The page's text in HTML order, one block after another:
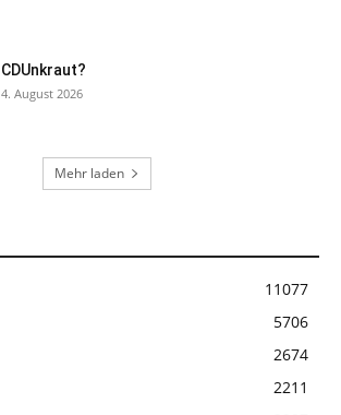
CDUnkraut?
4. August 2026
Mehr laden
11077
5706
2674
2211